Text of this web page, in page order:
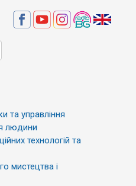
та управління
людини
технологій та
мистецтва і